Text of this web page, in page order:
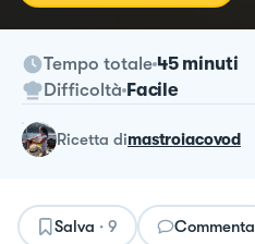
Tempo totale 45 minuti
Difficoltà Facile
ricetta dimastroiacovod
Salva · 9 Commenta